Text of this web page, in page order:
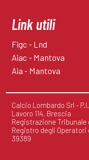
Link utili
Figc - Lnd
Aiac - Mantova
Aia - Mantova
Calcio Lombardo Srl -
Lavoro 114, Brescia
Registrazione Tribunale
Registro degli Operatori
39389